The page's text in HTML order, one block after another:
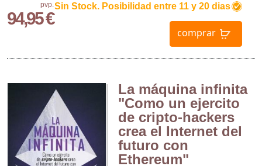
pvp.
94,95 €
Sin Stock. Posibilidad entre 11 y 20 dias
comprar
La máquina infinita
"Como un ejercito
de cripto-hackers
crea el Internet del
futuro con
Ethereum"